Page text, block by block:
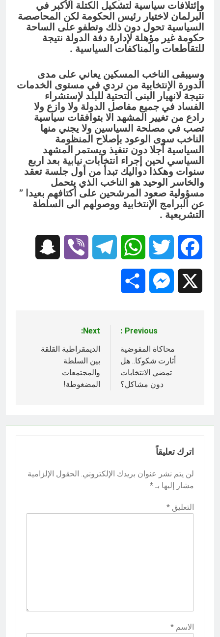
وإئتلافات سياسية لتشكيل الكتلة الأكبر في
البرلمان لاختيار رئيس الحكومة لكن المحاصصة
السياسية تحول دون ذلك وتطفو على الساحة
حكومة غير مؤهلة لإدارة دفة الدولة نتيجة
للتقاطعات والمناكفات السياسية .
وسيبقى الناخب المسكين يعاني على مدى
الدورة الإنتخابية من تردي في مستوى الخدمات
نتيجة لانهيار البنى التحتية للبلد لإستشراء
الفساد في جميع مفاصل الدولة ولا وازع ولا
رادع من تغيير المشهد الا بتوافقات سياسية
تصب في مصلحة السياسين ولا يجني منها
الناخب سوى الوعود بإصلاح المنظومة
السياسية آجلا دون تنفيذ ويستمر المشهد
السياسي لحين إجراء انتخابات نيابية بعد اربع
سنوات وهكذا دواليك تبدأ من أول جلسة تعقد
والخاسر الوحيد هو الناخب الذي يتحمل
مسؤولية صعود المرشحين على أكتافهم بعيدا ”
عن البرامج الإنتخابية ووصولهم الى السلطة
التشريعية .
Facebook
Twitter
WhatsApp
Telegram
Viber
Messenger
المقالات
Previous:
محاكاة المفوضية
أثارت شكوكا.. هل
تمضي الانتخابات
دون مشاكل؟
Next:
الديمقراطية القلقة
بين السلطة
والمجتمعات
المضغوطة!
اترك تعليقاً
لن يتم نشر عنوان بريدك الإلكتروني. الحقول الإلزامية
مشار إليها بـ *
التعليق *
الاسم *